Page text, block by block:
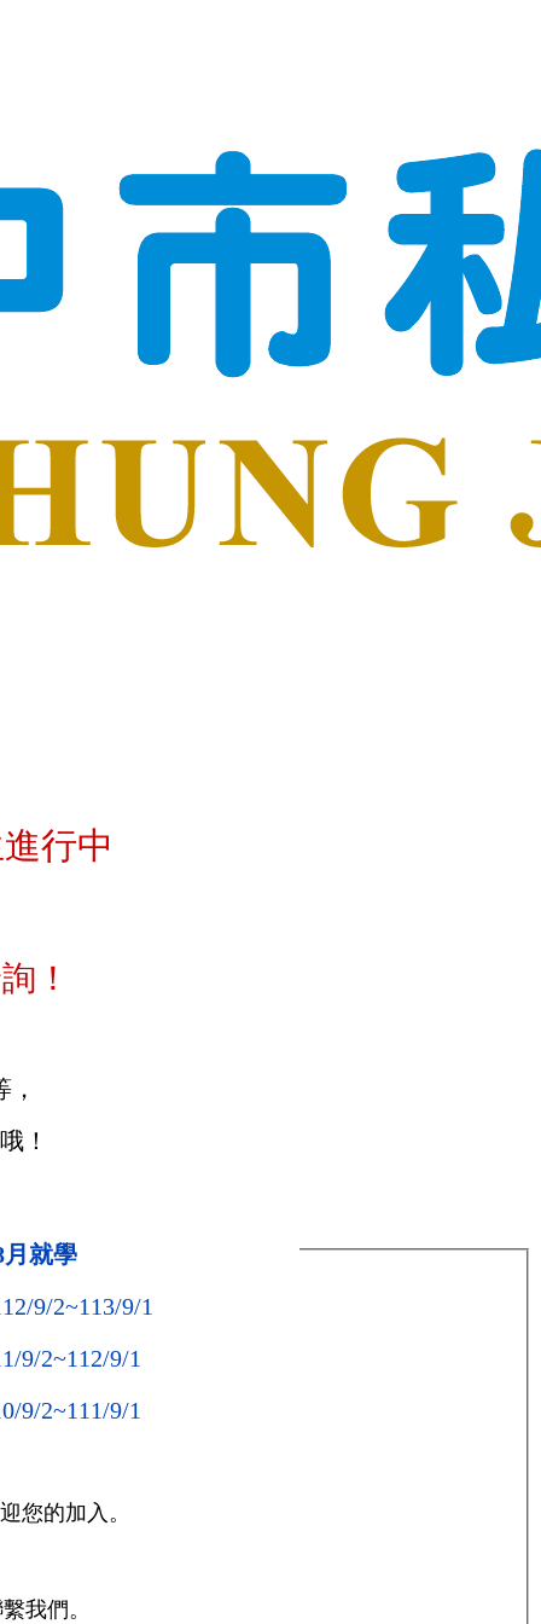
行中
！
！
月就學
9/2~113/9/1
9/2~112/9/1
9/2~111/9/1
您的加入。
我們。